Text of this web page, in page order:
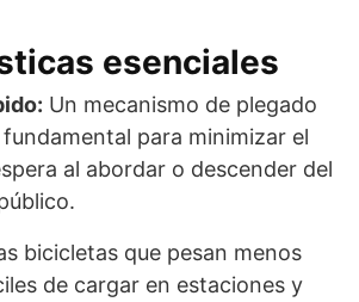
esenciales
Un mecanismo de plegado
para minimizar el
al abordar o descender del
bicicletas que pesan menos
de cargar en estaciones y